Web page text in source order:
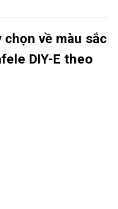
về màu sắc
DIY-E theo